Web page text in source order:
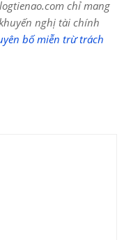
chỉ mang
nghị tài chính
bố miễn trừ trách